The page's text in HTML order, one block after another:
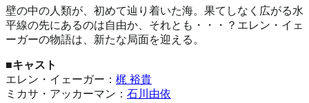
壁の中の人類が、初めて辿り着いた海。果てしなく広がる水
平線の先にあるのは自由か、それとも・・・？エレン・イェ
ーガーの物語は、新たな局面を迎える。
■キャスト
エレン・イェーガー： 梶 裕貴
ミカサ・アッカーマン： 石川由依